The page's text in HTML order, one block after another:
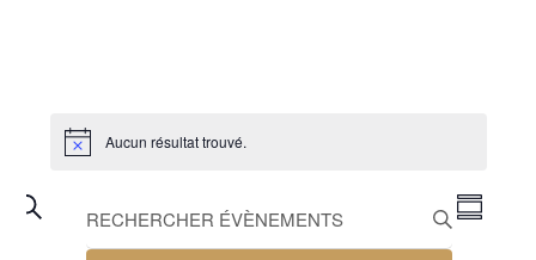
Aucun résultat trouvé.
RECHERCHE
Recherche
mot-
Summary